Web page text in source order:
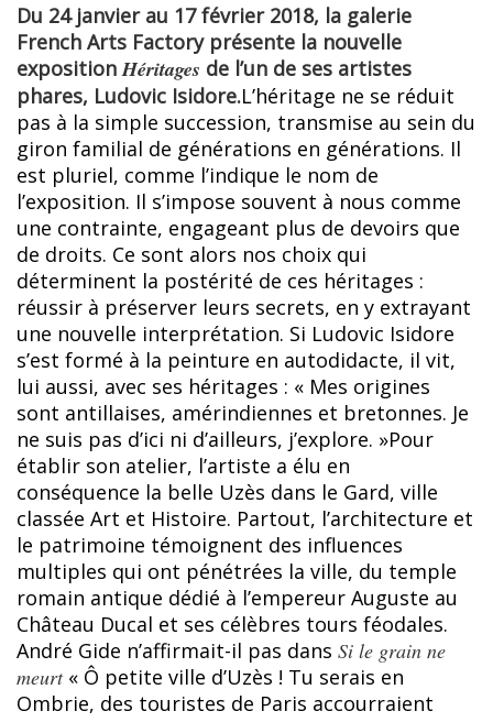
Du 24 janvier au 17 février 2018, la galerie
French Arts Factory présente la nouvelle
expositionHéritages de l’un de ses artistes
phares, Ludovic Isidore.L’héritage ne se réduit
pas à la simple succession, transmise au sein du
giron familial de générations en générations. Il
est pluriel, comme l’indique le nom de
l’exposition. Il s’impose souvent à nous comme
une contrainte, engageant plus de devoirs que
de droits. Ce sont alors nos choix qui
déterminent la postérité de ces héritages :
réussir à préserver leurs secrets, en y extrayant
une nouvelle interprétation. Si Ludovic Isidore
s’est formé à la peinture en autodidacte, il vit,
lui aussi, avec ses héritages : « Mes origines
sont antillaises, amérindiennes et bretonnes. Je
ne suis pas d’ici ni d’ailleurs, j’explore. »Pour
établir son atelier, l’artiste a élu en
conséquence la belle Uzès dans le Gard, ville
classée Art et Histoire. Partout, l’architecture et
le patrimoine témoignent des influences
multiples qui ont pénétrées la ville, du temple
romain antique dédié à l’empereur Auguste au
Château Ducal et ses célèbres tours féodales.
André Gide n’affirmait-il pas dans Si le grain ne
meurt« Ô petite ville d’Uzès ! Tu serais en
Ombrie, des touristes de Paris accourraient